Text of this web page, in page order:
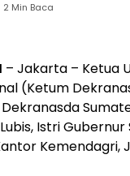
2 Min Baca
– Jakarta – Ketua
(Ketum
Istri Gubernur
Kemendagri,